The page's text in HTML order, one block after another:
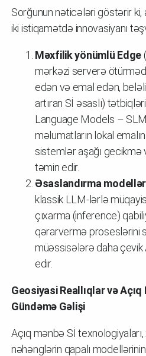
Sorğunun nəticələri göstərir ki,
iki istiqamətdə innovasiyanı
Məxfilik yönümlü Edge
mərkəzi serverə
edən və emal edən,
artıran Sİ əsaslı)
Language Models –
məlumatların lokal
sistemlər aşağı gecikmə
təmin edir.
Əsaslandırma
klassik LLM-lərlə
çıxarma (inference)
qərarvermə proseslərini
müəssisələrə daha
edir.
Geosiyasi Reallıqlar və
Gündəmə Gəlişi
Açıq mənbə Sİ
nəhənglərin qapalı